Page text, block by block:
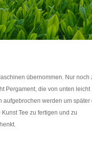
übernommen. Nur noch
Pergament, die von unten leicht
aufgebrochen werden um später
Tee zu fertigen und zu